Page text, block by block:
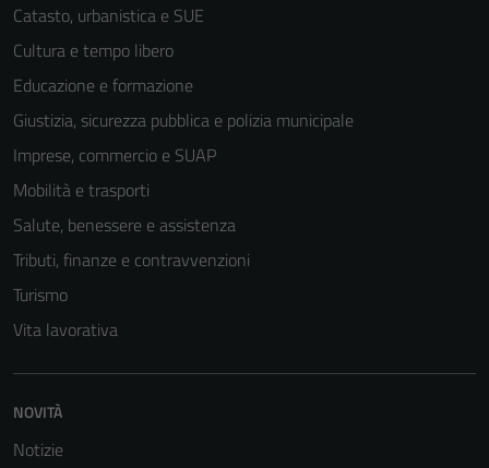
Catasto, urbanistica e SUE
Cultura e tempo libero
Educazione e formazione
Giustizia, sicurezza pubblica e polizia municipale
Imprese, commercio e SUAP
Mobilità e trasporti
Salute, benessere e assistenza
Tributi, finanze e contravvenzioni
Turismo
Vita lavorativa
NOVITÀ
Notizie
non raccolgono
informazioni